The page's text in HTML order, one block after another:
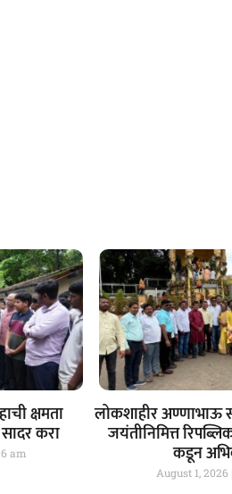
क्षमता
करा
am
लोकशाहीर अण्णाभाऊ
जयंतीनिमित्त
कडून
August 1, 2026